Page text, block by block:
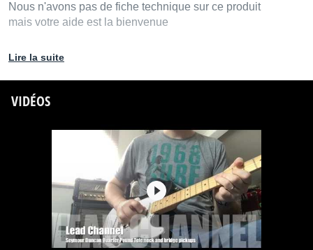
Nous n'avons pas de fiche technique sur ce produit
mais votre aide est la bienvenue
Remplir la fiche technique
Lire la suite
VIDÉOS